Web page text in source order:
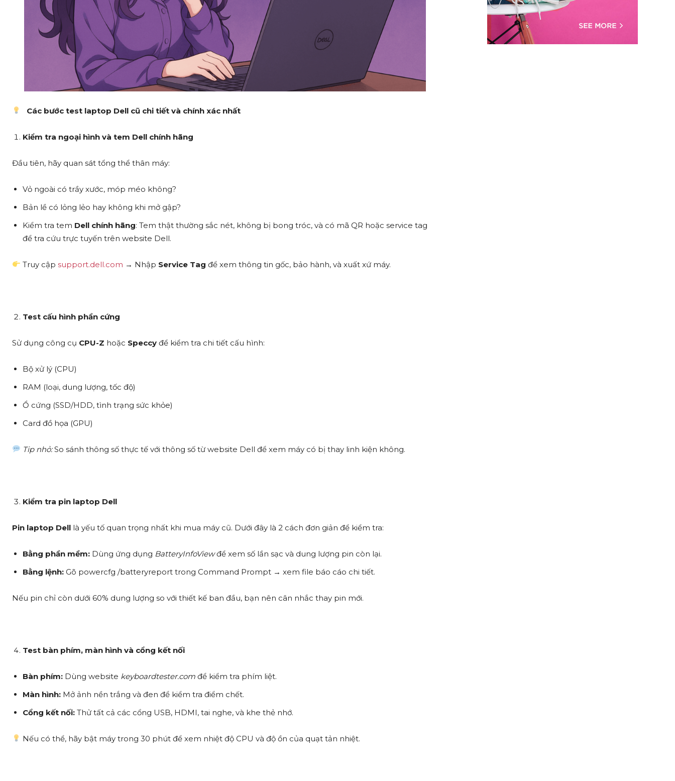
Các bước test laptop Dell cũ chi tiết và chính xác nhất
Kiểm tra ngoại hình và tem Dell chính hãng
Đầu tiên, hãy quan sát tổng thể thân máy:
Vỏ ngoài có trầy xước, móp méo không?
Bản lề có lỏng lẻo hay không khi mở gập?
Kiểm tra tem Dell chính hãng: Tem thật thường sắc nét, không bị bong tróc, và có mã QR hoặc service tag
để tra cứu trực tuyến trên website Dell.
Truy cậpsupport.dell.com → Nhập Service Tag để xem thông tin gốc, bảo hành, và xuất xứ máy.
Test cấu hình phần cứng
Sử dụng công cụ CPU-Z hoặc Speccy để kiểm tra chi tiết cấu hình:
Bộ xử lý (CPU)
RAM (loại, dung lượng, tốc độ)
Ổ cứng (SSD/HDD, tình trạng sức khỏe)
Card đồ họa (GPU)
Tip nhỏ:So sánh thông số thực tế với thông số từ website Dell để xem máy có bị thay linh kiện không.
Kiểm tra pin laptop Dell
Pin laptop Dell là yếu tố quan trọng nhất khi mua máy cũ. Dưới đây là 2 cách đơn giản để kiểm tra:
Bằng phần mềm: Dùng ứng dụng BatteryInfoViewđể xem số lần sạc và dung lượng pin còn lại.
Bằng lệnh: Gõ powercfg /batteryreport trong Command Prompt → xem file báo cáo chi tiết.
Nếu pin chỉ còn dưới 60% dung lượng so với thiết kế ban đầu, bạn nên cân nhắc thay pin mới.
Test bàn phím, màn hình và cổng kết nối
Bàn phím: Dùng website keyboardtester.com để kiểm tra phím liệt.
Màn hình: Mở ảnh nền trắng và đen để kiểm tra điểm chết.
Cổng kết nối: Thử tất cả các cổng USB, HDMI, tai nghe, và khe thẻ nhớ.
Nếu có thể, hãy bật máy trong 30 phút để xem nhiệt độ CPU và độ ồn của quạt tản nhiệt.